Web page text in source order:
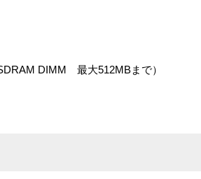
DIMM 最大512MBまで）